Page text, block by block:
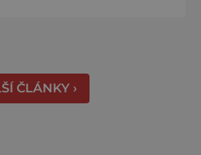
nekonečný. A právě v
zvířat. Více než 1,5
ČLÁNKY ›